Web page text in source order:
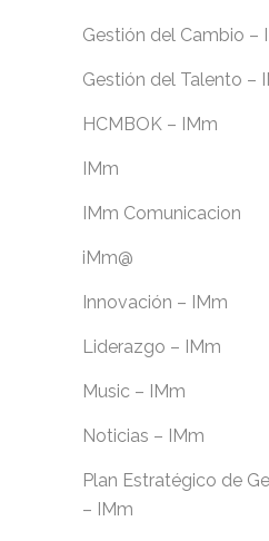
Gestión del Cambio –
Gestión del Talento –
HCMBOK – IMm
IMm
IMm Comunicacion
iMm@
Innovación – IMm
Liderazgo – IMm
Music – IMm
Noticias – IMm
Plan Estratégico de
– IMm